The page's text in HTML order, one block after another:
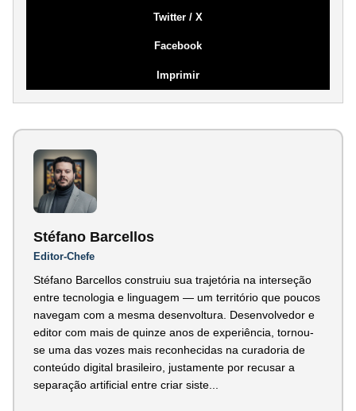
Twitter / X
Facebook
Imprimir
Stéfano Barcellos
Editor-Chefe
Stéfano Barcellos construiu sua trajetória na interseção
entre tecnologia e linguagem — um território que poucos
navegam com a mesma desenvoltura. Desenvolvedor e
editor com mais de quinze anos de experiência, tornou-
se uma das vozes mais reconhecidas na curadoria de
conteúdo digital brasileiro, justamente por recusar a
separação artificial entre criar siste...